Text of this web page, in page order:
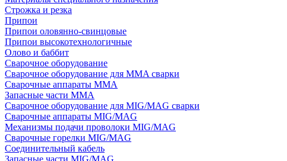
Строжка и резка
Припои
Припои оловянно-свинцовые
Припои высокотехнологичные
Олово и баббит
Сварочное оборудование
Сварочное оборудование для MMA сварки
Сварочные аппараты MMA
Запасные части MMA
Сварочное оборудование для MIG/MAG сварки
Сварочные аппараты MIG/MAG
Механизмы подачи проволоки MIG/MAG
Сварочные горелки MIG/MAG
Соединительный кабель
Запасные части MIG/MAG